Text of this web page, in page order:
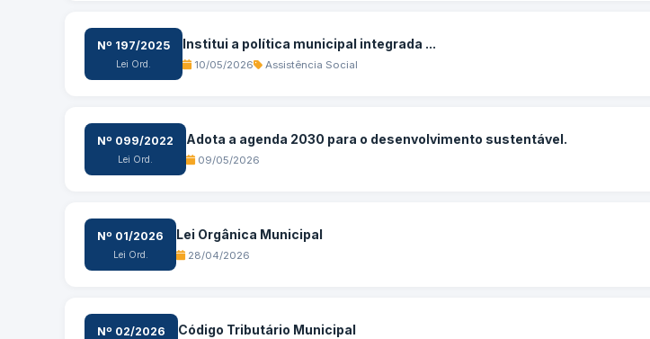
Nº 197/2025
Lei Ord.
Institui a política municipal integrada ...
10/05/2026 Assistência Social
Nº 099/2022
Lei Ord.
Adota a agenda 2030 para o desenvolvimento sustentável.
09/05/2026
Nº 01/2026
Lei Ord.
Lei Orgânica Municipal
28/04/2026
Nº 02/2026 Código Tributário Municipal